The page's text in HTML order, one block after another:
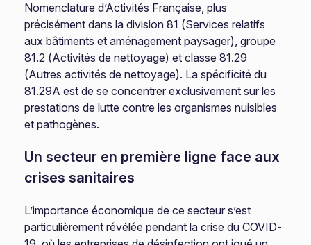
Nomenclature d’Activités Française, plus
précisément dans la division 81 (Services relatifs
aux bâtiments et aménagement paysager), groupe
81.2 (Activités de nettoyage) et classe 81.29
(Autres activités de nettoyage). La spécificité du
81.29A est de se concentrer exclusivement sur les
prestations de lutte contre les organismes nuisibles
et pathogènes.
Un secteur en première ligne face aux
crises sanitaires
L’importance économique de ce secteur s’est
particulièrement révélée pendant la crise du COVID-